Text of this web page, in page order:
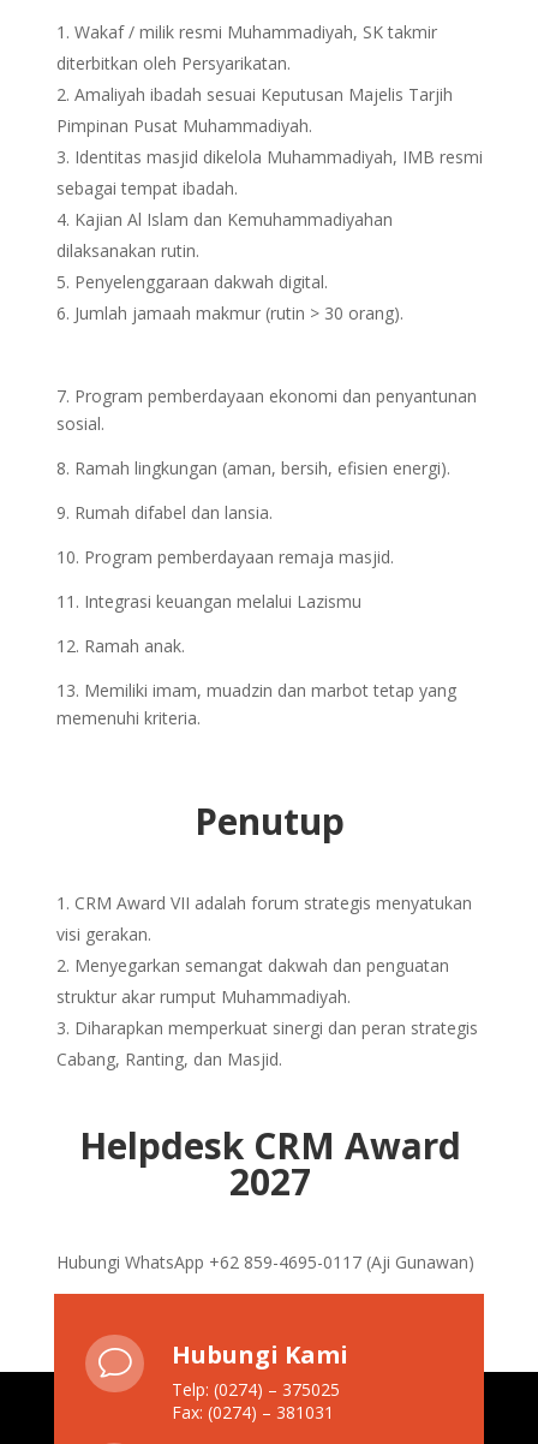
Wakaf / milik resmi Muhammadiyah, SK takmir
diterbitkan oleh Persyarikatan.
Amaliyah ibadah sesuai Keputusan Majelis Tarjih
Pimpinan Pusat Muhammadiyah.
Identitas masjid dikelola Muhammadiyah, IMB resmi
sebagai tempat ibadah.
Kajian Al Islam dan Kemuhammadiyahan
dilaksanakan rutin.
Penyelenggaraan dakwah digital.
Jumlah jamaah makmur (rutin > 30 orang).
7. Program pemberdayaan ekonomi dan penyantunan
sosial.
8. Ramah lingkungan (aman, bersih, efisien energi).
9. Rumah difabel dan lansia.
10. Program pemberdayaan remaja masjid.
11. Integrasi keuangan melalui Lazismu
12. Ramah anak.
13. Memiliki imam, muadzin dan marbot tetap yang
memenuhi kriteria.
Penutup
CRM Award VII adalah forum strategis menyatukan
visi gerakan.
Menyegarkan semangat dakwah dan penguatan
struktur akar rumput Muhammadiyah.
Diharapkan memperkuat sinergi dan peran strategis
Cabang, Ranting, dan Masjid.
Helpdesk CRM Award
2027
Hubungi WhatsApp +62 859-4695-0117 (Aji Gunawan)
v Hubungi Kami
Telp: (0274) – 375025
Fax: (0274) – 381031